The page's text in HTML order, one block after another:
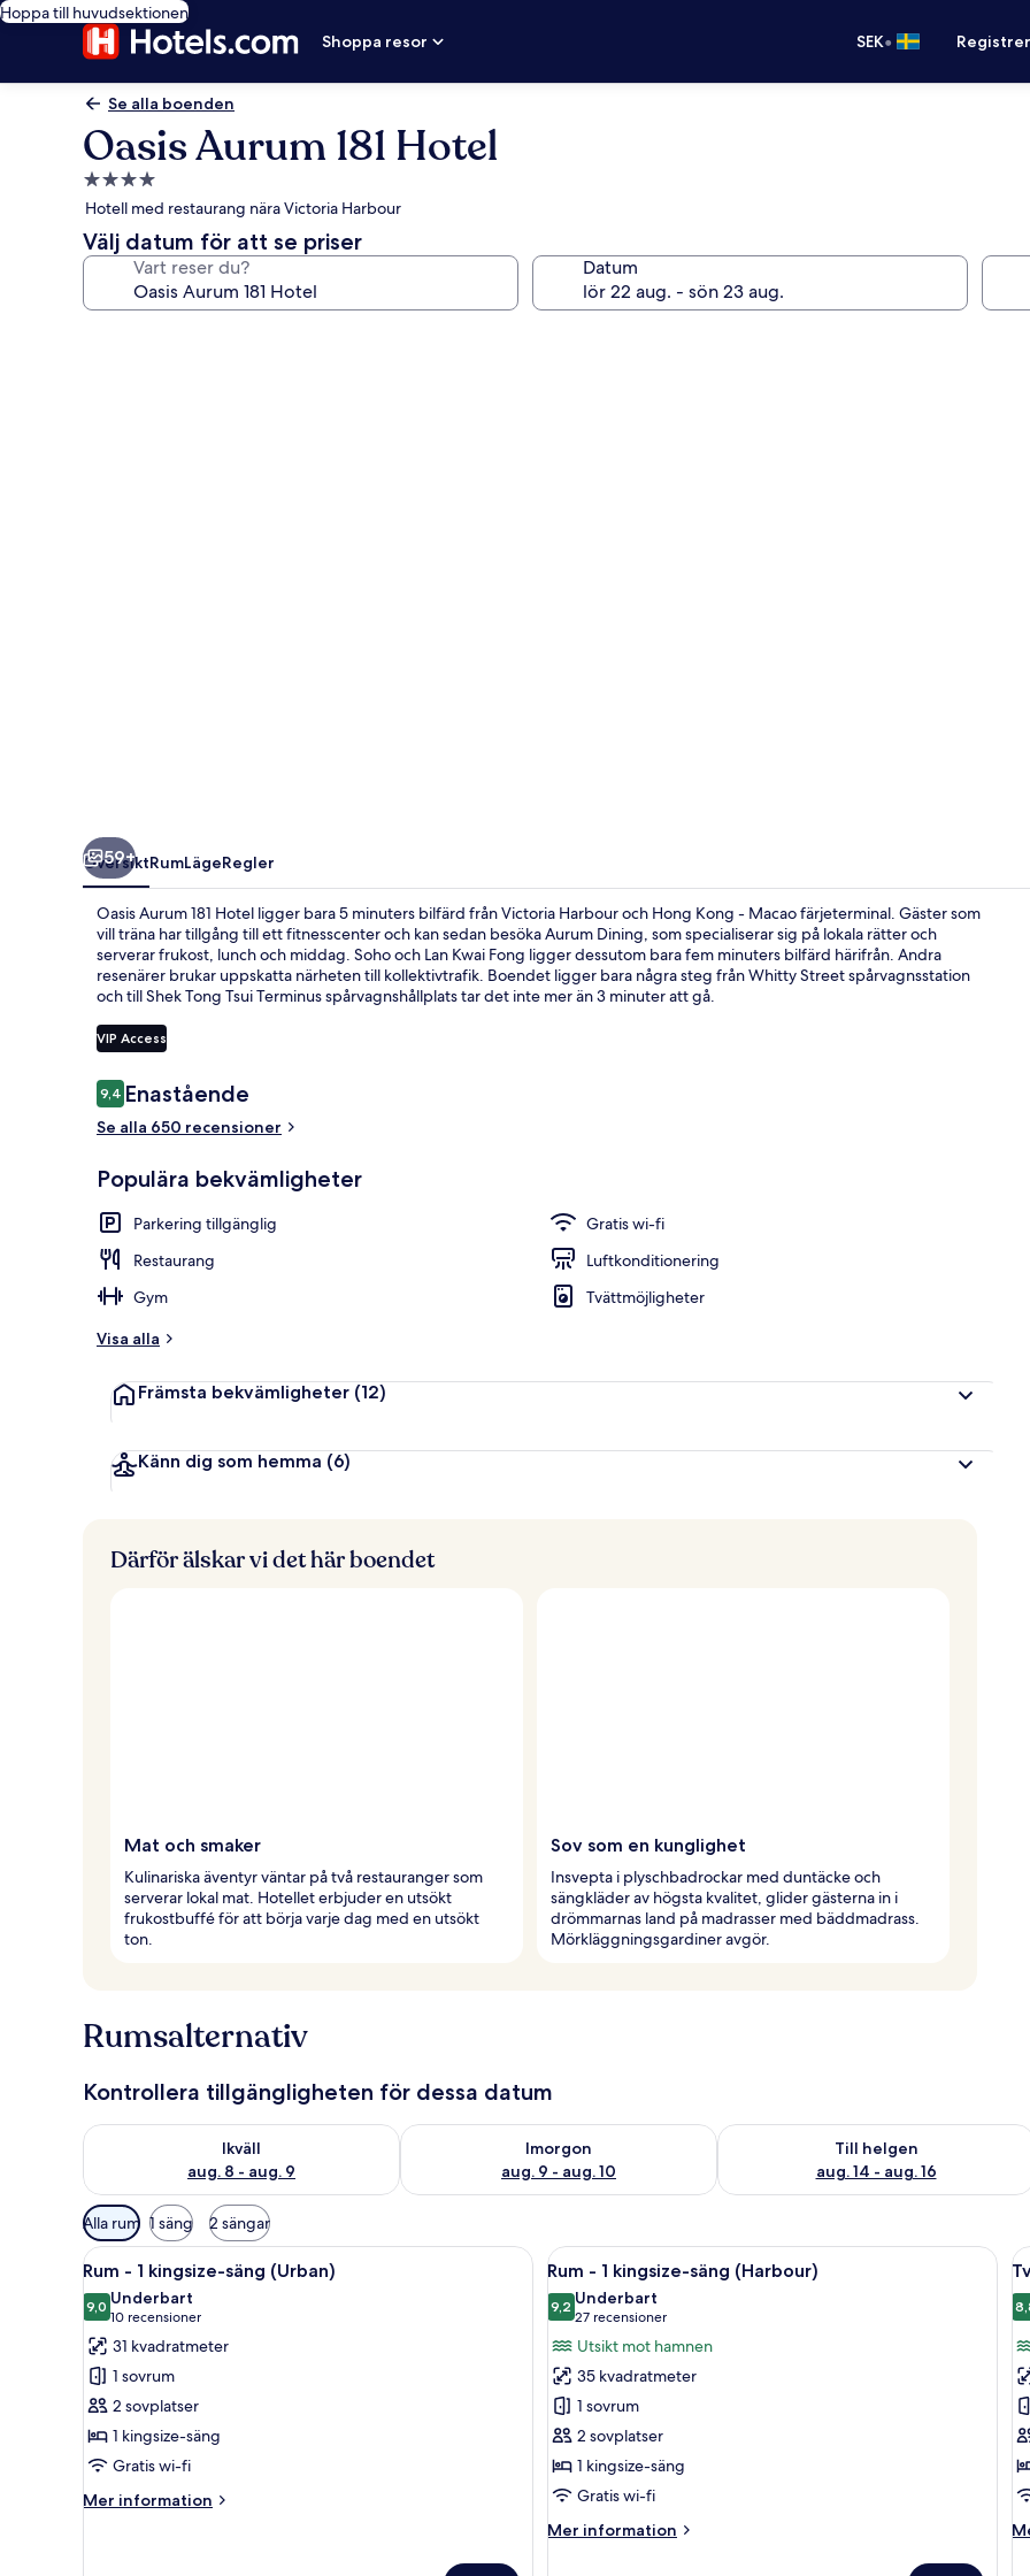
Hoppa till huvudsektionen
Shoppa resor
SEK•
Se alla boenden
Oasis Aurum 181 Hotel
4.0-
stjärnigt
boende
Hotell med restaurang nära Victoria Harbour
Välj datum för att se priser
Vart reser du? Datum
Svit
59+
ÖversiktRumLägeRegler
Oasis Aurum 181 Hotel ligger bara 5 minuters bilfärd från Victoria Harbour och Hong Kong - Macao färjeterminal. Gäster som
vill träna har tillgång till ett fitnesscenter och kan sedan besöka Aurum Dining, som specialiserar sig på lokala rätter och
serverar frukost, lunch och middag. Soho och Lan Kwai Fong ligger dessutom bara fem minuters bilfärd härifrån. Andra
resenärer brukar uppskatta närheten till kollektivtrafik. Boendet ligger bara några steg från Whitty Street spårvagnsstation
och till Shek Tong Tsui Terminus spårvagnshållplats tar det inte mer än 3 minuter att gå.
VIP Access
Recensioner
9,49,4 av 10,
Enastående
Se alla 650 recensioner
Populära bekvämligheter
Parkering tillgänglig
Gratis wi-fi
Restaurang
Luftkonditionering
Gym
Tvättmöjligheter
Visa alla
Främsta bekvämligheter (12)
Känn dig som hemma (6)
Därför älskar vi det här boendet
Mat och smaker
Kulinariska äventyr väntar på två restauranger som
serverar lokal mat. Hotellet erbjuder en utsökt
frukostbuffé för att börja varje dag med en utsökt
ton.
Sov som en kunglighet
Insvepta i plyschbadrockar med duntäcke och
sängkläder av högsta kvalitet, glider gästerna in i
drömmarnas land på madrasser med bäddmadrass.
Mörkläggningsgardiner avgör.
Rumsalternativ
Kontrollera tillgängligheten för dessa datum
Ikväll
aug. 8 - aug. 9
Kontrollera tillgängligheten för ikväll aug. 8 - aug. 9
Imorgon
aug. 9 - aug. 10
Kontrollera tillgängligheten för imorgon aug. 9 - aug. 10
Till helgen
aug. 14 - aug. 16
Kontrollera tillgängligheten för den
Tillgängliga
filter
för
rum
Alla rum 1 säng 2 sängar
Öppna
alla
foton
för
Rum
-
1
kingsize-
säng
(Urban)
Ett modernt hotellrum med en stor säng, ett skrivbord, en stol och en garderob.
6
Rum - 1 kingsize-säng (Urban)
9,09,0 av 10
Underbart
10 recensioner
(10 recensioner)
31 kvadratmeter
1 sovrum
2 sovplatser
1 kingsize-säng
Gratis wi-fi
Mer information
Mer
Öppna
alla
foton
för
Rum
-
kingsize-
säng
(Harbour)
Ett modernt hotellrum med en stor
6
Rum - 1 kingsize-säng (Harbour)
9,29,2 av 10
Underbart
27 recensioner
(27 recensioner)
Utsikt mot hamnen
35 kvadratmeter
1 sovrum
2 sovplatser
1 kingsize-säng
Gratis wi-fi
Mer information
Mer